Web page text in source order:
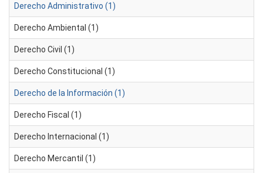
Derecho Administrativo (1)
Derecho Ambiental (1)
Derecho Civil (1)
Derecho Constitucional (1)
Derecho de la Información (1)
Derecho Fiscal (1)
Derecho Internacional (1)
Derecho Mercantil (1)